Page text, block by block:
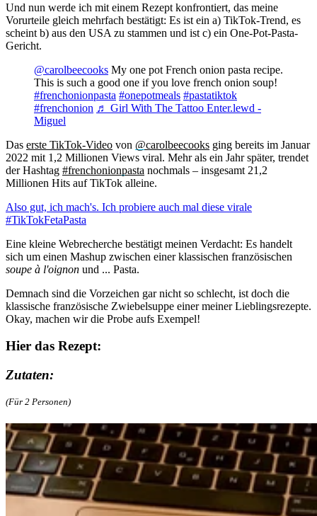
Und nun werde ich mit einem Rezept konfrontiert, das meine
Vorurteile gleich mehrfach bestätigt: Es ist ein a) TikTok-Trend, es
scheint b) aus den USA zu stammen und ist c) ein One-Pot-Pasta-
Gericht.
@carolbeecooks My one pot French onion pasta recipe.
This is such a good one if you love french onion soup!
#frenchonionpasta #onepotmeals #pastatiktok
#frenchonion ♬ Girl With The Tattoo Enter.lewd -
Miguel
Das erste TikTok-Video von @carolbeecooks ging bereits im Januar
2022 mit 1,2 Millionen Views viral. Mehr als ein Jahr später, trendet
der Hashtag #frenchonionpasta nochmals – insgesamt 21,2
Millionen Hits auf TikTok alleine.
Also gut, ich mach's. Ich probiere auch mal diese virale
#TikTokFetaPasta
Eine kleine Webrecherche bestätigt meinen Verdacht: Es handelt
sich um einen Mashup zwischen einer klassischen französischen
soupe à l'oignon und ... Pasta.
Demnach sind die Vorzeichen gar nicht so schlecht, ist doch die
klassische französische Zwiebelsuppe einer meiner Lieblingsrezepte.
Okay, machen wir die Probe aufs Exempel!
Hier das Rezept:
Zutaten:
(Für 2 Personen)